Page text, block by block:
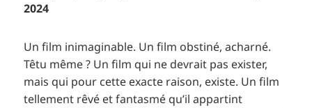
2024
Un film inimaginable. Un film obstiné, acharné.
Têtu même ? Un film qui ne devrait pas exister,
mais qui pour cette exacte raison, existe. Un film
tellement rêvé et fantasmé qu’il appartint